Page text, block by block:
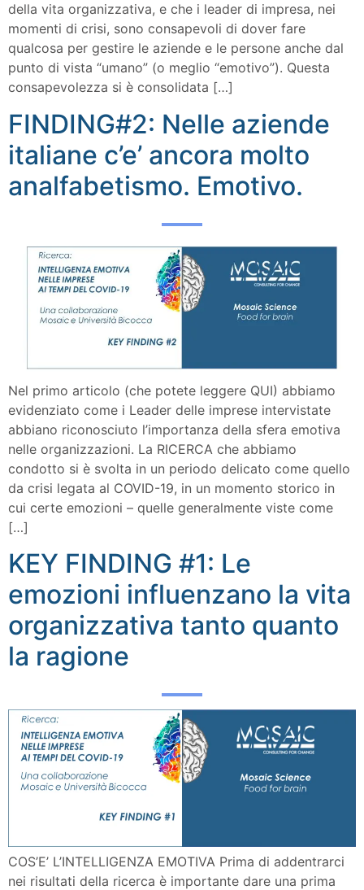
della vita organizzativa, e che i leader di impresa, nei
momenti di crisi, sono consapevoli di dover fare
qualcosa per gestire le aziende e le persone anche dal
punto di vista “umano” (o meglio “emotivo”). Questa
consapevolezza si è consolidata […]
FINDING#2: Nelle aziende
italiane c’e’ ancora molto
analfabetismo. Emotivo.
Nel primo articolo (che potete leggere QUI) abbiamo
evidenziato come i Leader delle imprese intervistate
abbiano riconosciuto l’importanza della sfera emotiva
nelle organizzazioni. La RICERCA che abbiamo
condotto si è svolta in un periodo delicato come quello
da crisi legata al COVID-19, in un momento storico in
cui certe emozioni – quelle generalmente viste come
[…]
KEY FINDING #1: Le
emozioni influenzano la vita
organizzativa tanto quanto
la ragione
COS’E’ L’INTELLIGENZA EMOTIVA Prima di addentrarci
nei risultati della ricerca è importante dare una prima